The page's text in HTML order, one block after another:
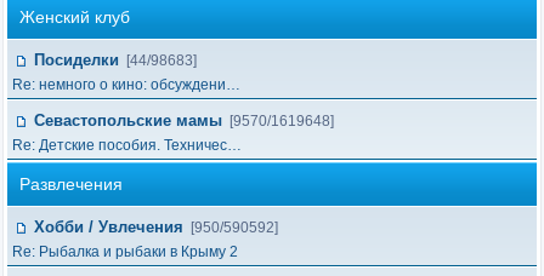
Женский клуб
Посиделки
[44/98683]
Re: немного о кино: обсуждени…
Севастопольские мамы [9570/1619648]
Re: Детские пособия. Техничес…
Развлечения
Хобби / Увлечения
[950/590592]
Re: Рыбалка и рыбаки в Крыму 2